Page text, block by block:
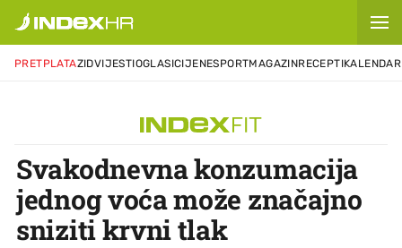
PRETPLATAZIDVIJESTIOGLASICIJENESPORTMAGAZINRECEPTIKALENDAR
Svakodnevna konzumacija
jednog voća može značajno
sniziti krvni tlak